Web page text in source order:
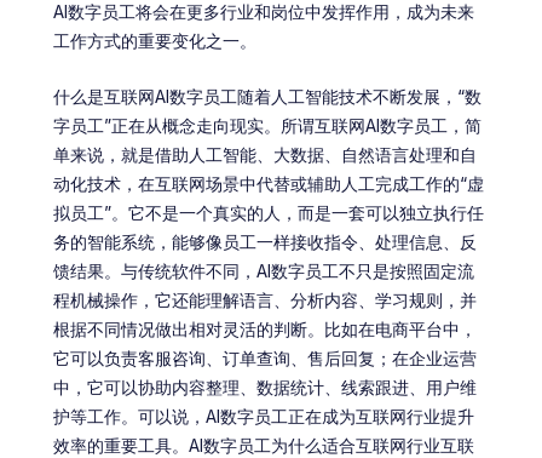
AI数字员工将会在更多行业和岗位中发挥作用，成为未来
工作方式的重要变化之一。
什么是互联网AI数字员工随着人工智能技术不断发展，“数
字员工”正在从概念走向现实。所谓互联网AI数字员工，简
单来说，就是借助人工智能、大数据、自然语言处理和自
动化技术，在互联网场景中代替或辅助人工完成工作的“虚
拟员工”。它不是一个真实的人，而是一套可以独立执行任
务的智能系统，能够像员工一样接收指令、处理信息、反
馈结果。与传统软件不同，AI数字员工不只是按照固定流
程机械操作，它还能理解语言、分析内容、学习规则，并
根据不同情况做出相对灵活的判断。比如在电商平台中，
它可以负责客服咨询、订单查询、售后回复；在企业运营
中，它可以协助内容整理、数据统计、线索跟进、用户维
护等工作。可以说，AI数字员工正在成为互联网行业提升
效率的重要工具。AI数字员工为什么适合互联网行业互联